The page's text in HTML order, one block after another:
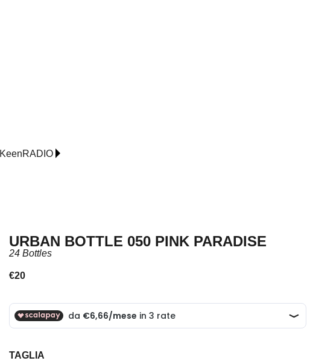
KeenRADIO
URBAN BOTTLE 050 PINK PARADISE
24 Bottles
Prezzo scontato
€20
TAGLIA